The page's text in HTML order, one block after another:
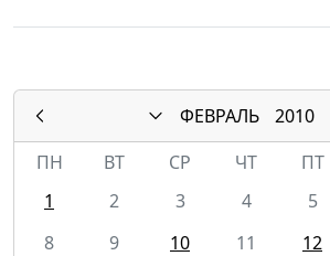
ФЕВРАЛЬ
2010
ПН
ВТ СР ЧТ ПТ
1
2 3 4 5
8
9 10 11 12